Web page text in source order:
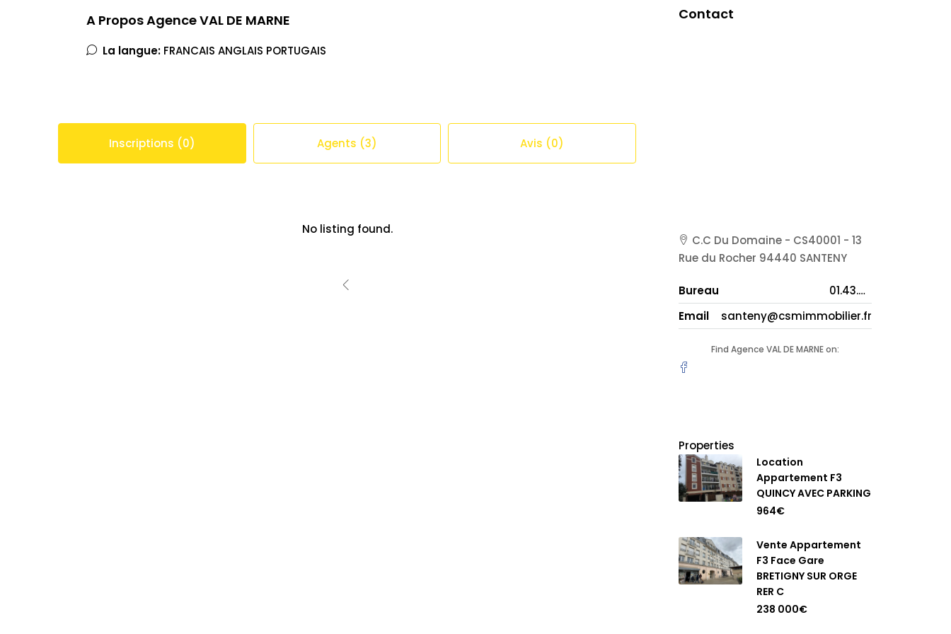
A Propos Agence VAL DE MARNE
La langue: FRANCAIS ANGLAIS PORTUGAIS
Inscriptions (0) Agents (3) Avis (0)
No listing found.
Contact
C.C Du Domaine - CS40001 - 13
Rue du Rocher 94440 SANTENY
Bureau
01.43.86.04.10
Email
santeny@csmimmobilier.fr
Find Agence VAL DE MARNE on:
Properties
Location
Appartement F3
QUINCY AVEC PARKING
964€
Vente Appartement
F3 Face Gare
BRETIGNY SUR ORGE
RER C
238 000€